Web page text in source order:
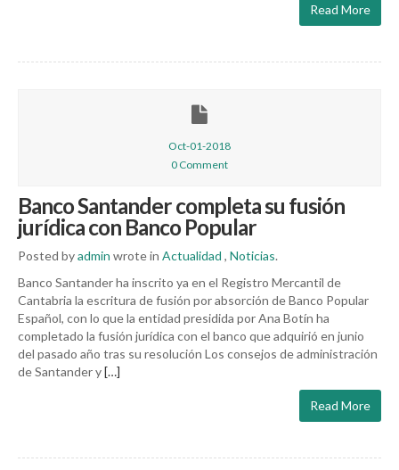
Read More
Oct-01-2018
0 Comment
Banco Santander completa su fusión
jurídica con Banco Popular
Posted byadmin wrote in Actualidad , Noticias.
Banco Santander ha inscrito ya en el Registro Mercantil de
Cantabria la escritura de fusión por absorción de Banco Popular
Español, con lo que la entidad presidida por Ana Botín ha
completado la fusión jurídica con el banco que adquirió en junio
del pasado año tras su resolución Los consejos de administración
de Santander y[…]
Read More